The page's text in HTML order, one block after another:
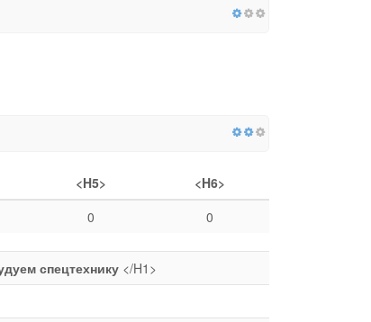
<H5>
<H6>
0 0
спецтехнику</H1>